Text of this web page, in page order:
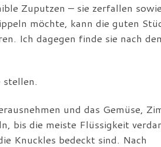
Zuputzen – sie zerfallen
möchte, kann die guten
Ich dagegen finde sie nach
stellen.
und das Gemüse,
bis die meiste Flüssigkeit
Knuckles bedeckt sind. Nach